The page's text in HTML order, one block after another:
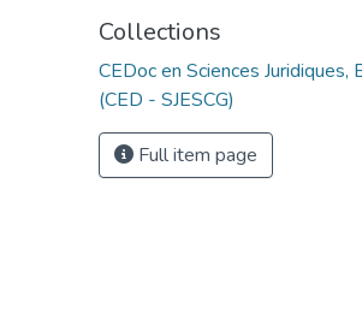
Collections
CEDoc en Sciences Juridiques,
(CED - SJESCG)
Full item page